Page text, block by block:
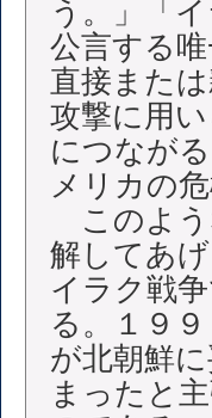
う。」「
公言する
直接また
攻撃に用
につなが
メリカの
このよう
解してあ
イラク戦
る。１９
が北朝鮮
まったと